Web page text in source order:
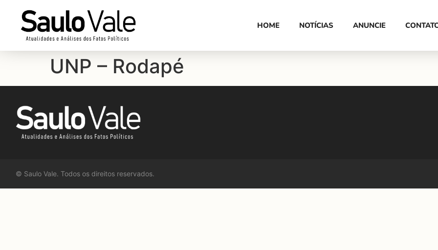
HOME NOTÍCIAS ANUNCIE
UNP – Rodapé
© Saulo Vale. Todos os direitos reservados.